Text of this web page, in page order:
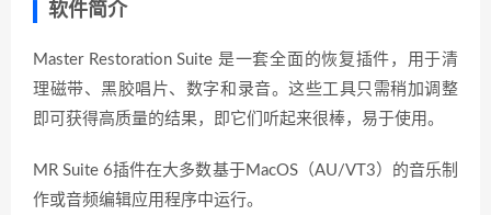
软件简介
Master Restoration Suite 是一套全面的恢复插件，用于清
理磁带、黑胶唱片、数字和录音。这些工具只需稍加调整
即可获得高质量的结果，即它们听起来很棒，易于使用。
MR Suite 6插件在大多数基于MacOS（AU/VT3）的音乐制
作或音频编辑应用程序中运行。